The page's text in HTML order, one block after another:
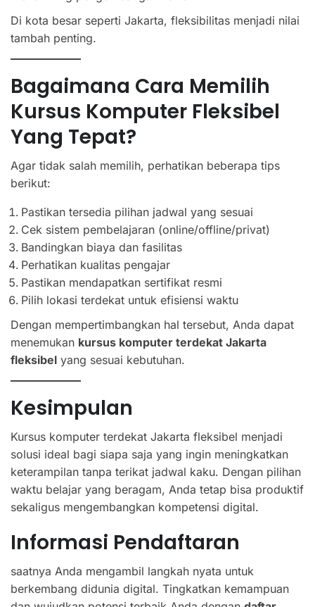
Di kota besar seperti Jakarta, fleksibilitas menjadi nilai
tambah penting.
Bagaimana Cara Memilih
Kursus Komputer Fleksibel
Yang Tepat?
Agar tidak salah memilih, perhatikan beberapa tips
berikut:
Pastikan tersedia pilihan jadwal yang sesuai
Cek sistem pembelajaran (online/offline/privat)
Bandingkan biaya dan fasilitas
Perhatikan kualitas pengajar
Pastikan mendapatkan sertifikat resmi
Pilih lokasi terdekat untuk efisiensi waktu
Dengan mempertimbangkan hal tersebut, Anda dapat
menemukan kursus komputer terdekat Jakarta
fleksibel yang sesuai kebutuhan.
Kesimpulan
Kursus komputer terdekat Jakarta fleksibel menjadi
solusi ideal bagi siapa saja yang ingin meningkatkan
keterampilan tanpa terikat jadwal kaku. Dengan pilihan
waktu belajar yang beragam, Anda tetap bisa produktif
sekaligus mengembangkan kompetensi digital.
Informasi Pendaftaran
saatnya Anda mengambil langkah nyata untuk
berkembang didunia digital. Tingkatkan kemampuan